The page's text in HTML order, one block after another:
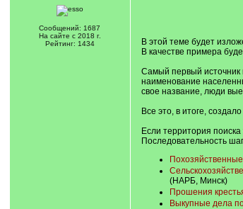
Сообщений: 1687
На сайте с 2018 г.
Рейтинг: 1434
В этой теме будет
В качестве примера
Самый первый источник
наименование
свое название, люди
Все это, в итоге,
Если территория
Последовательность
Похозяйственные
(НАРБ, Минск)
Прошения
Выкупные дела